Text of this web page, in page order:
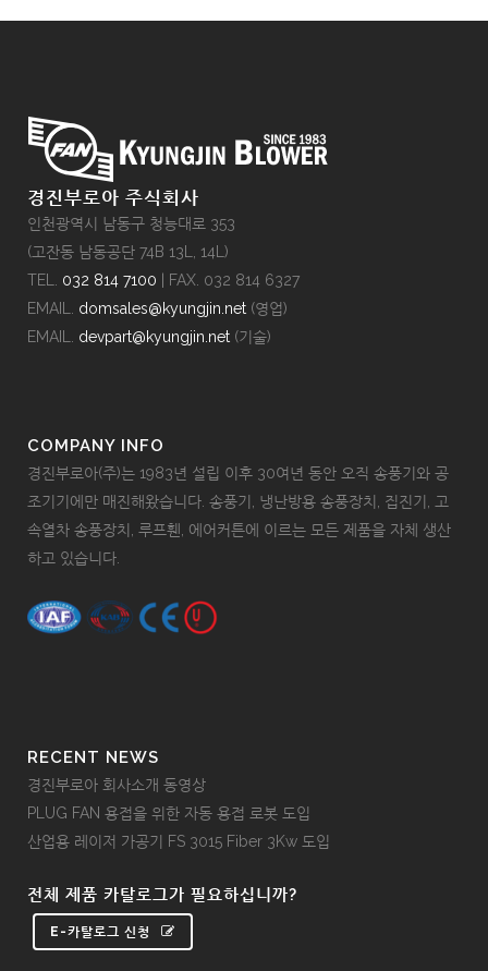
경진부로아 주식회사
인천광역시 남동구 청능대로 353
(고잔동 남동공단 74B 13L, 14L)
TEL. 032 814 7100 | FAX. 032 814 6327
EMAIL. domsales@kyungjin.net (영업)
EMAIL. devpart@kyungjin.net (기술)
COMPANY INFO
경진부로아(주)는 1983년 설립 이후 30여년 동안 오직 송풍기와 공
조기기에만 매진해왔습니다. 송풍기, 냉난방용 송풍장치, 집진기, 고
속열차 송풍장치, 루프휀, 에어커튼에 이르는 모든 제품을 자체 생산
하고 있습니다.
RECENT NEWS
경진부로아 회사소개 동영상
PLUG FAN 용접을 위한 자동 용접 로봇 도입
산업용 레이저 가공기 FS 3015 Fiber 3Kw 도입
전체 제품 카탈로그가 필요하십니까?
E-카탈로그 신청